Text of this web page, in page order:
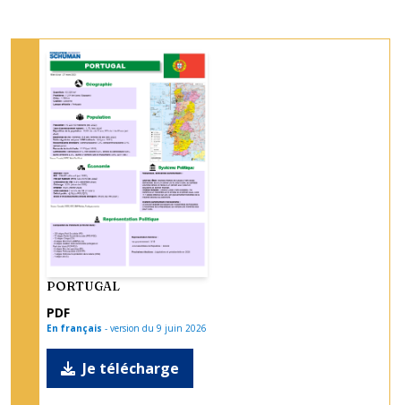
PORTUGAL
PDF
En français - version du 9 juin 2026
Je télécharge